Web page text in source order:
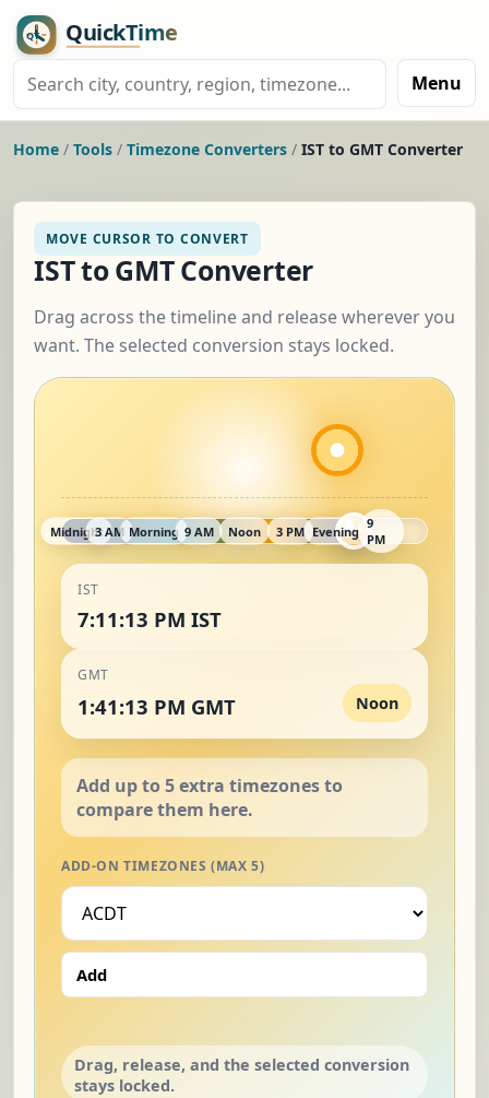
Menu
Home / Tools / Timezone Converters / IST to GMT Converter
MOVE CURSOR TO CONVERT
IST to GMT Converter
Drag across the timeline and release wherever you
want. The selected conversion stays locked.
Midnight3 AM Morning 9 AM Noon 3 PM Evening 9
PM
IST
7:11:14 PM IST
GMT
1:41:14 PM GMT Noon
ADD-ON TIMEZONES (MAX 5)
Add
Drag, release, and the selected conversion
stays locked.